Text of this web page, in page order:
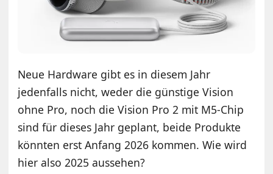
Neue Hardware gibt es in diesem Jahr
jedenfalls nicht, weder die günstige Vision
ohne Pro, noch die Vision Pro 2 mit M5-Chip
sind für dieses Jahr geplant, beide Produkte
könnten erst Anfang 2026 kommen. Wie wird
hier also 2025 aussehen?